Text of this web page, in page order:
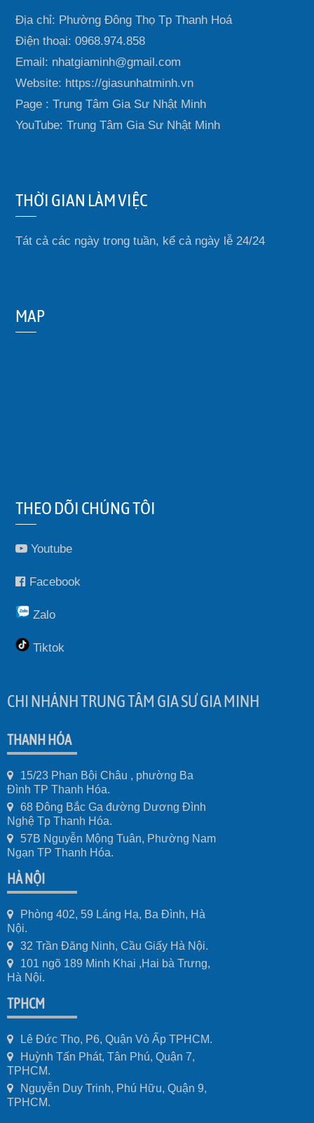
Địa chỉ: Phường Đông Thọ Tp Thanh Hoá
Điện thoại: 0968.974.858
Email: nhatgiaminh@gmail.com
Website: https://giasunhatminh.vn
Page : Trung Tâm Gia Sư Nhật Minh
YouTube: Trung Tâm Gia Sư Nhật Minh
THỜI GIAN LÀM VIỆC
Tát cả các ngày trong tuần, kể cả ngày lễ 24/24
MAP
THEO DÕI CHÚNG TÔI
Youtube
Facebook
Zalo
Tiktok
CHI NHÁNH TRUNG TÂM GIA SƯ GIA MINH
THANH HÓA
15/23 Phan Bội Châu , phường Ba
Đình TP Thanh Hóa.
68 Đông Bắc Ga đường Dương Đình
Nghệ Tp Thanh Hóa.
57B Nguyễn Mộng Tuân, Phường Nam
Ngạn TP Thanh Hóa.
HÀ NỘI
Phòng 402, 59 Láng Hạ, Ba Đình, Hà
Nội.
32 Trần Đăng Ninh, Cầu Giấy Hà Nội.
101 ngõ 189 Minh Khai ,Hai bà Trưng,
Hà Nội.
TPHCM
Lê Đức Thọ, P6, Quận Vò Ấp TPHCM.
Huỳnh Tấn Phát, Tân Phú, Quận 7,
TPHCM.
Nguyễn Duy Trinh, Phú Hữu, Quận 9,
TPHCM.